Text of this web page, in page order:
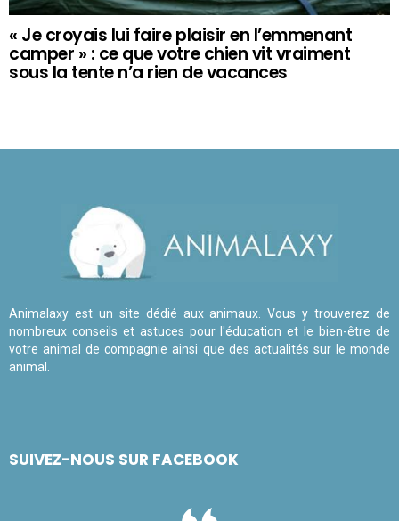
« Je croyais lui faire plaisir en l’emmenant
camper » : ce que votre chien vit vraiment
sous la tente n’a rien de vacances
Animalaxy est un site dédié aux animaux. Vous y trouverez de
nombreux conseils et astuces pour l'éducation et le bien-être de
votre animal de compagnie ainsi que des actualités sur le monde
animal.
SUIVEZ-NOUS SUR FACEBOOK